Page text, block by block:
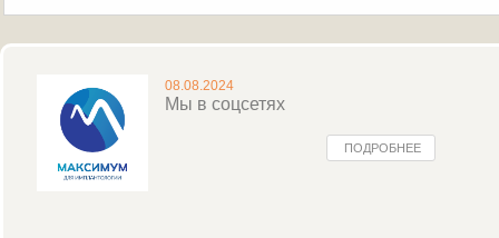
08.08.2024
Мы в соцсетях
ПОДРОБНЕЕ